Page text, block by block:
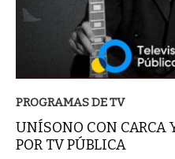
PROGRAMAS DE TV
UNÍSONO CON CARCA
POR TV PÚBLICA